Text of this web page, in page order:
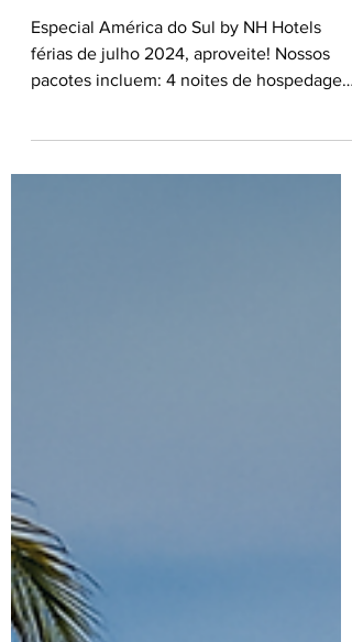
2024
Especial América do Sul by NH Hotels
férias de julho 2024, aproveite! Nossos
no hotel escolhido...